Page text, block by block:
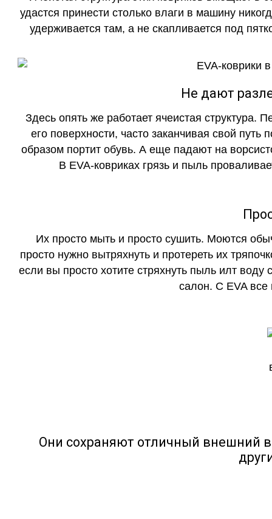
удастся принести столько влаги в машину
удерживается там, а не скапливается под
Не дают
Здесь опять же работает ячеистая структура.
его поверхности, часто заканчивая свой
образом портит обувь. А еще падают на
В EVA-ковриках грязь и пыль
Их просто мыть и просто сушить. Моются
просто нужно вытряхнуть и протереть их
если вы просто хотите стряхнуть пыль илт воду
салон. С EVA все
Они сохраняют отличный внешний